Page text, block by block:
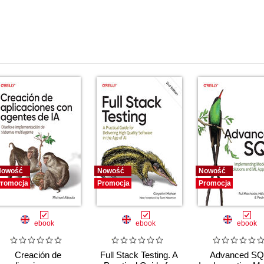
ebook
Creación de
Nowość
Promocja
ebook
Full Stack Testing. A
Nowość
Promocja
ebook
Advanced